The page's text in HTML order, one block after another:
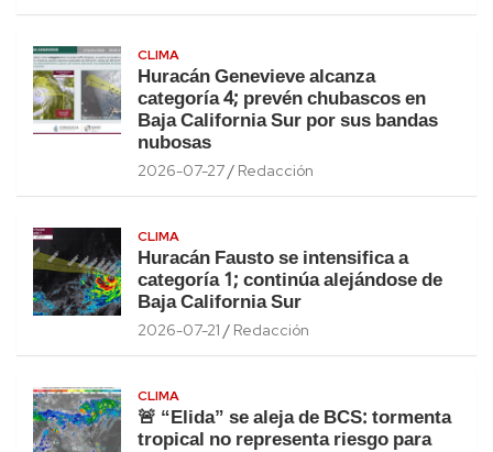
CLIMA
Huracán Genevieve alcanza
categoría 4; prevén chubascos en
Baja California Sur por sus bandas
nubosas
2026-07-27 Redacción
CLIMA
Huracán Fausto se intensifica a
categoría 1; continúa alejándose de
Baja California Sur
2026-07-21 Redacción
CLIMA
🚨 “Elida” se aleja de BCS: tormenta
tropical no representa riesgo para